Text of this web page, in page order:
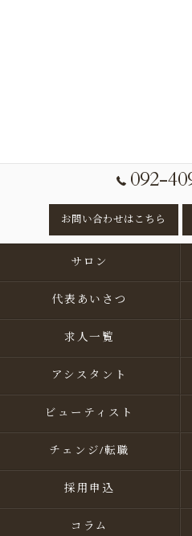
092-
お問い合わせはこちら
サロン
代表あいさつ
求人一覧
アシスタント
ビューティスト
チェンジ/転職
採用申込
コラム